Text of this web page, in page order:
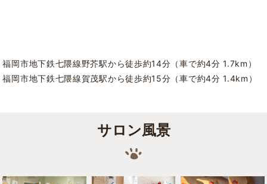
福岡市地下鉄七隈線野芥駅から徒歩約14分（車で約4分 1.7km）
福岡市地下鉄七隈線賀茂駅から徒歩約15分（車で約4分 1.4km）
サロン風景